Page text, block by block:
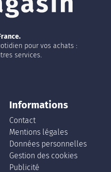
pour vos achats :
services.
Informations
Contact
Mentions légales
Données personnelles
Gestion des cookies
Publicité